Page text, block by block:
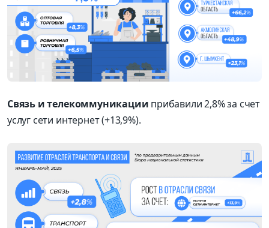
Связь и телекоммуникации прибавили 2,8% за счет
услуг сети интернет (+13,9%).